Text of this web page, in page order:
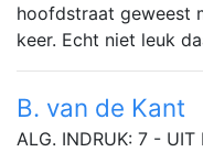
hoofdstraat geweest
keer. Echt niet leuk
B. van de Kant
ALG. INDRUK: 7 -